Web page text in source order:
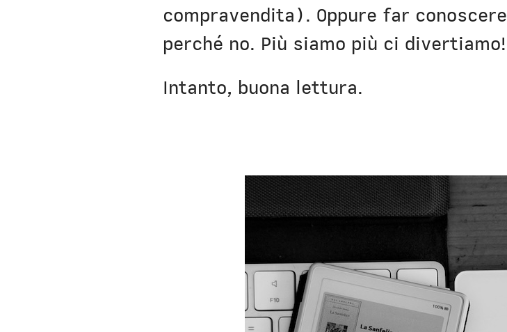
compravendita). Oppure far conoscere
perché no. Più siamo più ci divertiamo!
Intanto, buona lettura.